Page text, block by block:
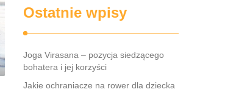
Ostatnie wpisy
Joga Virasana – pozycja siedzącego
bohatera i jej korzyści
Jakie ochraniacze na rower dla dziecka